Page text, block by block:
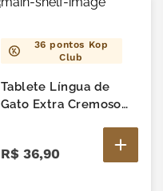
36 pontos Kop
Club
Tablete Língua de
Gato Extra Cremoso
R$ 36,90